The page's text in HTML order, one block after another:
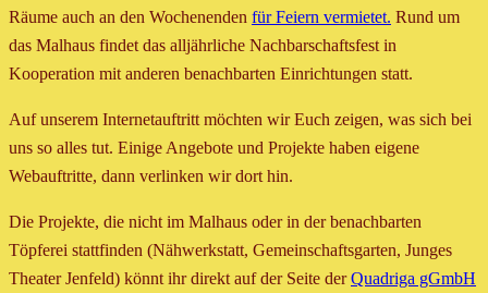
Räume auch an den Wochenenden für Feiern vermietet. Rund um
das Malhaus findet das alljährliche Nachbarschaftsfest in
Kooperation mit anderen benachbarten Einrichtungen statt.
Auf unserem Internetauftritt möchten wir Euch zeigen, was sich bei
uns so alles tut. Einige Angebote und Projekte haben eigene
Webauftritte, dann verlinken wir dort hin.
Die Projekte, die nicht im Malhaus oder in der benachbarten
Töpferei stattfinden (Nähwerkstatt, Gemeinschaftsgarten, Junges
Theater Jenfeld) könnt ihr direkt auf der Seite derQuadriga gGmbH